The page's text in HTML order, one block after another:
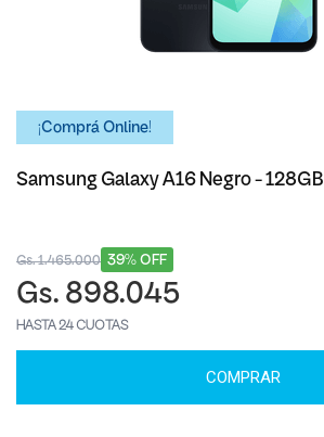
¡Comprá Online!
Samsung Galaxy A16 Negro - 128GB
39% OFF
Gs. 1.465.000
Gs. 898.045
HASTA 24 CUOTAS
COMPRAR